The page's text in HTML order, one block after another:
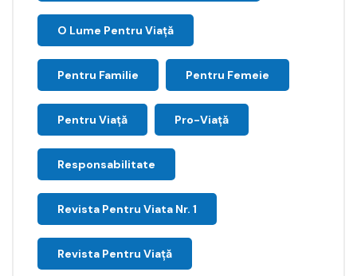
O Lume Pentru Viață
Pentru Familie Pentru Femeie
Pentru Viață Pro-Viață
Responsabilitate
Revista Pentru Viata Nr. 1
Revista Pentru Viață